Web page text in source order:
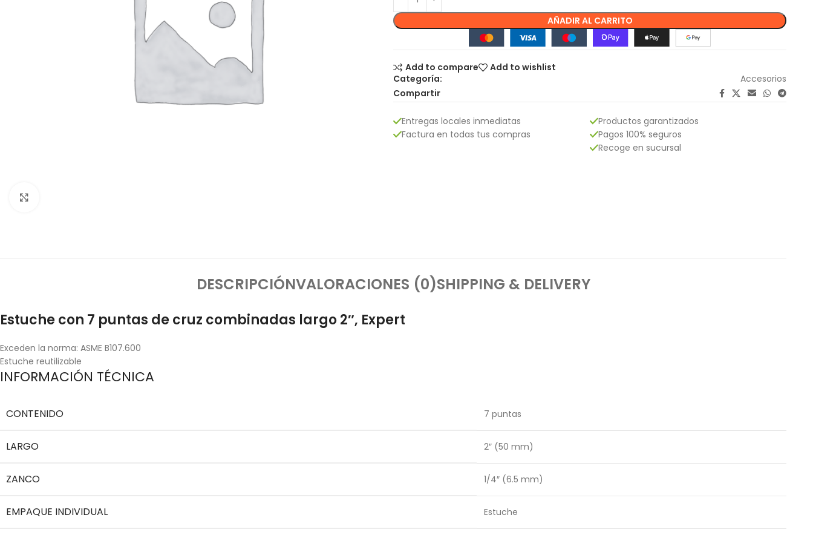
AÑADIR AL CARRITO
Add to compare
Add to wishlist
Categoría:
Accesorios
Compartir
Entregas locales inmediatas
Factura en todas tus compras
Productos garantizados
Pagos 100% seguros
Recoge en sucursal
DESCRIPCIÓNVALORACIONES (0)SHIPPING & DELIVERY
Estuche con 7 puntas de cruz combinadas largo 2″, Expert
Exceden la norma: ASME B107.600
Estuche reutilizable
INFORMACIÓN TÉCNICA
CONTENIDO 7 puntas
LARGO 2″ (50 mm)
ZANCO 1/4″ (6.5 mm)
EMPAQUE INDIVIDUAL Estuche